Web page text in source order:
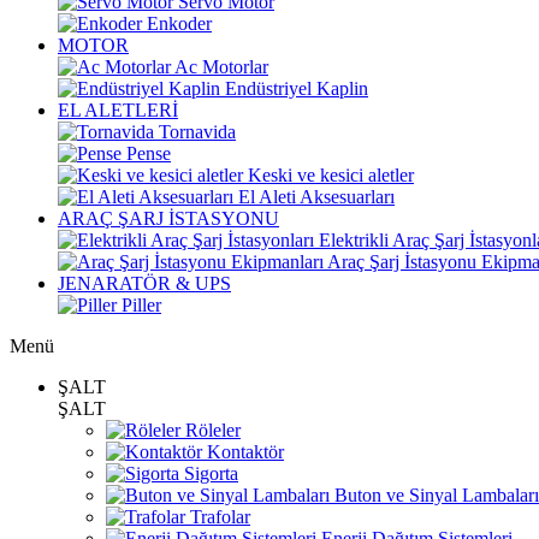
Enkoder
MOTOR
Ac Motorlar
Endüstriyel Kaplin
EL ALETLERİ
Tornavida
Pense
Keski ve kesici aletler
El Aleti Aksesuarları
ARAÇ ŞARJ İSTASYONU
Elektrikli Araç Şarj
Araç Şarj İstasyonu
JENARATÖR & UPS
Piller
Menü
ŞALT
ŞALT
Röleler
Kontaktör
Sigorta
Buton ve Sinyal Lambaları
Trafolar